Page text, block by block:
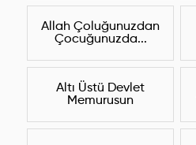
Allah Çoluğunuzdan
Çocuğunuzda...
Altı Üstü Devlet
Memurusun